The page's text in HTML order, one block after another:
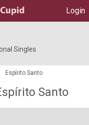
Login
Singles
Espírito Santo
Santo